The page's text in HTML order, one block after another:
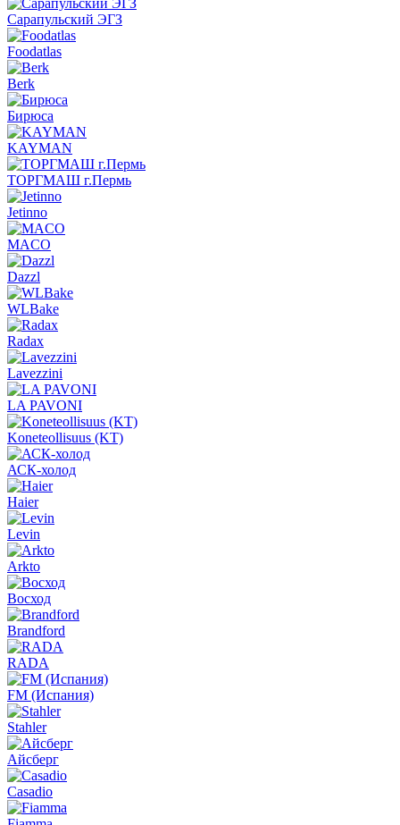
Сарапульский ЭГЗ
Foodatlas
Berk
Бирюса
KAYMAN
ТОРГМАШ г.Пермь
Jetinno
MACO
Dazzl
WLBake
Radax
Lavezzini
LA PAVONI
Koneteollisuus (KT)
АСК-холод
Haier
Levin
Arkto
Восход
Brandford
RADA
FM (Испания)
Stahler
Айсберг
Casadio